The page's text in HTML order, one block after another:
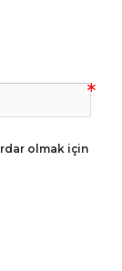
olmak için